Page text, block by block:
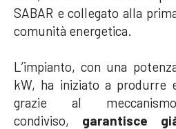
SABAR e collegato alla
comunità energetica.
L’impianto, con una
kW, ha iniziato a produrre
grazie al
condiviso, garantisce